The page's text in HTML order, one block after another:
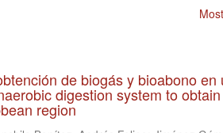
de biogás y bioabono en
digestion system to
region